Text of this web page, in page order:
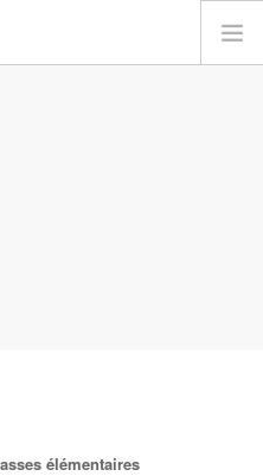
élémentaires